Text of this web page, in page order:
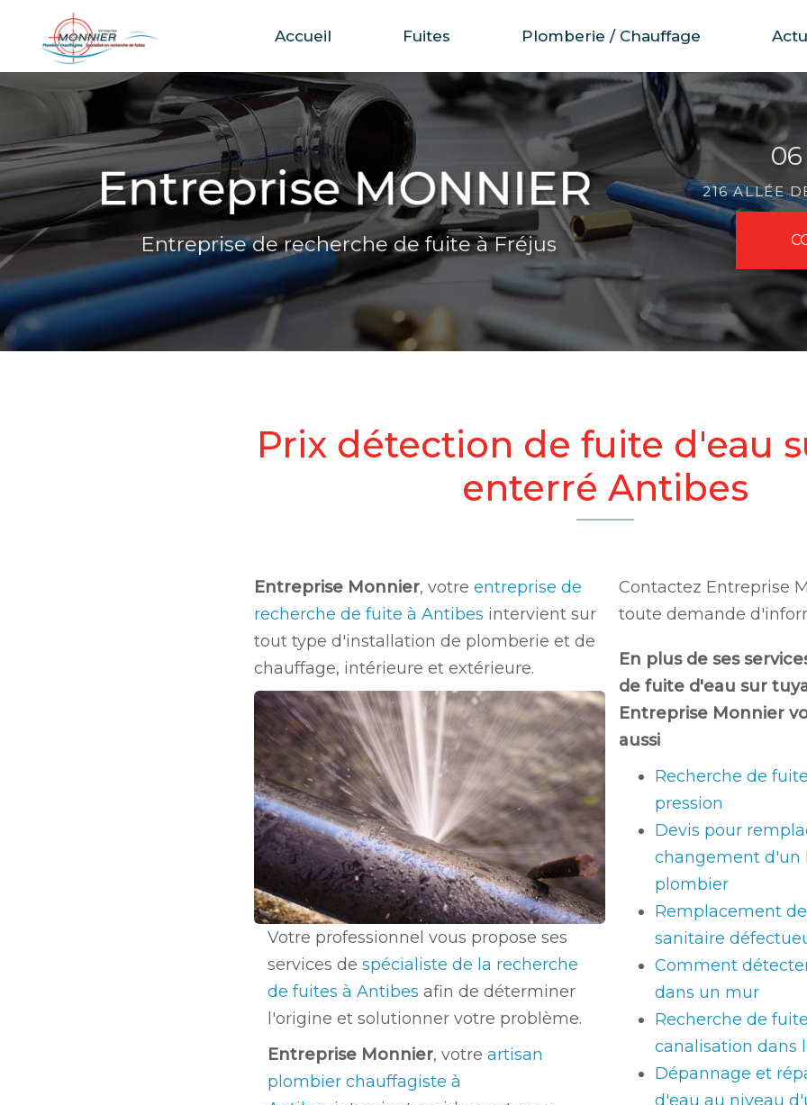
Aller
contenu
principal
Accueil Fuites Plomberie / Chauffage
Entreprise de recherche de fuite à Fréjus
216 ALLÉE
Prix détection de fuite d'eau
enterré Antibes
Entreprise Monnier, votre entreprise de
recherche de fuite à Antibes intervient sur
tout type d'installation de plomberie et de
chauffage, intérieure et extérieure.
Votre professionnel vous propose ses
services de spécialiste de la recherche
de fuites à Antibes afin de déterminer
l'origine et solutionner votre problème.
Entreprise Monnier, votre artisan
plombier chauffagiste à
Contactez Entreprise
toute demande
En plus de ses
de fuite d'eau sur
Entreprise Monnier
aussi
Recherche de
pression
Devis pour
changement d'un
plombier
Remplacement
sanitaire
Comment
dans un mur
Recherche de
canalisation dans
Dépannage et
d'eau au niveau